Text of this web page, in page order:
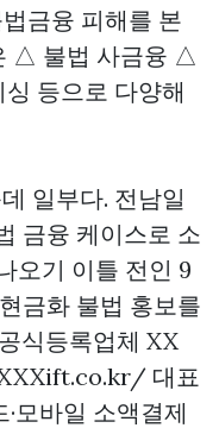
금융 피해를 본
△ 불법 사금융 △
등으로 다양해
일부다. 전남일
금융 케이스로 소
오기 이틀 전인 9
금화 불법 홍보를
식등록업체 XX
대표
모바일 소액결제